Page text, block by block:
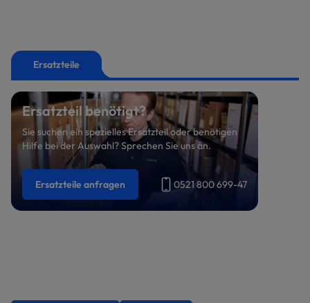
Ersatzteile
Ersatzteil benötigt?
Sie suchen ein spezielles Ersatzteil oder benötigen
Hilfe bei der Auswahl? Sprechen Sie uns an.
Ersatzteile anfragen 0521 800 699-47